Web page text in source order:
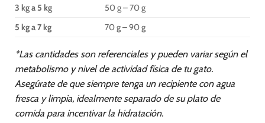
3 kg a 5 kg
50 g – 70 g
5 kg a 7 kg
70 g – 90 g
*Las cantidades son referenciales y pueden variar según el
metabolismo y nivel de actividad física de tu gato.
Asegúrate de que siempre tenga un recipiente con agua
fresca y limpia, idealmente separado de su plato de
comida para incentivar la hidratación.